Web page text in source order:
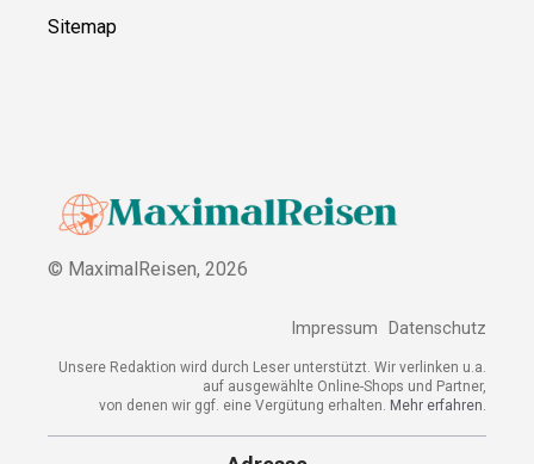
Sitemap
© MaximalReisen, 2026
Impressum Datenschutz
Unsere Redaktion wird durch Leser unterstützt. Wir verlinken u.a.
auf ausgewählte Online-Shops und Partner,
von denen wir ggf. eine Vergütung erhalten. Mehr erfahren.